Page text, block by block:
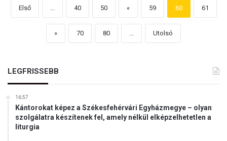
Első 40 50 « 59 60 61
» 70 80 Utolsó
LEGFRISSEBB
16:57
Kántorokat képez a Székesfehérvári Egyházmegye – olyan
szolgálatra készítenek fel, amely nélkül elképzelhetetlen a
liturgia